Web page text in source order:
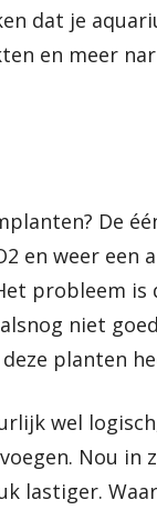
dat je
en meer
De
en weer een
probleem is
niet
planten
wel
Nou in
lastiger.